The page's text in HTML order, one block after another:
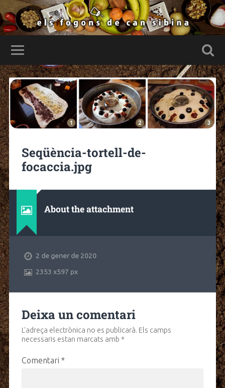
Seqüència-tortell-de-
focaccia.jpg
About the attachment
2 de gener de 2020
2353 x597 px
Deixa un comentari
L'adreça electrònica no es publicarà. Els camps
necessaris estan marcats amb *
Comentari *